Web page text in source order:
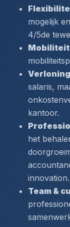
mogelijk
4/5de
salaris,
kantoor.
het
innovation.
Team &